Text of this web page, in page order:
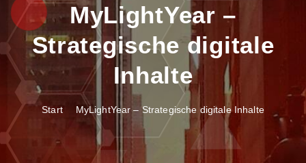
MyLightYear –
Strategische digitale
Inhalte
Start MyLightYear – Strategische digitale Inhalte